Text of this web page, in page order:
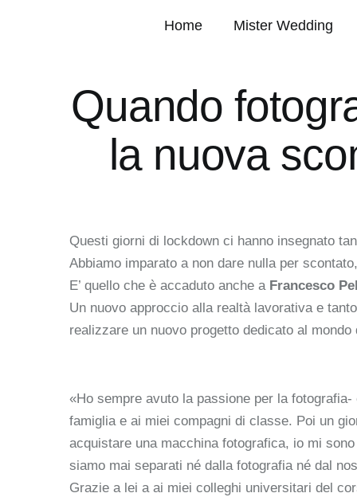
Home Mister Wedding
Quando
la nuova
Questi giorni di lockdown ci hanno insegnato
Abbiamo imparato a non dare nulla per
E’ quello che è accaduto anche a Francesco
Un nuovo approccio alla realtà lavorativa e
realizzare un nuovo progetto dedicato al
«Ho sempre avuto la passione per la
famiglia e ai miei compagni di classe. Poi un
acquistare una macchina fotografica, io mi
siamo mai separati né dalla fotografia né dal
Grazie a lei a ai miei colleghi universitari del